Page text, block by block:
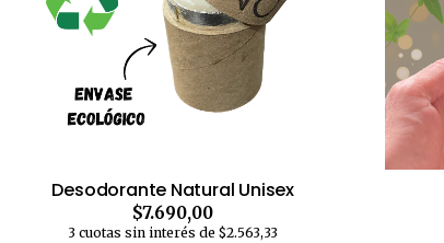
Desodorante Natural Unisex
$7.690,00
3 cuotas sin interés de $2.563,33